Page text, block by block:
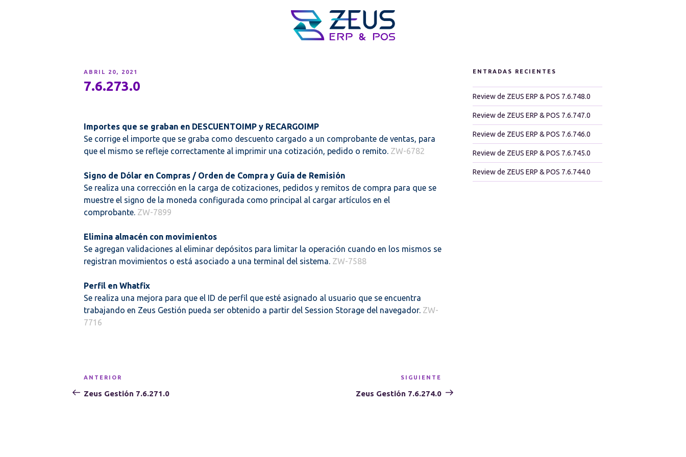
PUBLICADO
ABRIL 20, 2021
7.6.273.0
Importes que se graban en DESCUENTOIMP y RECARGOIMP
Se corrige el importe que se graba como descuento cargado a un comprobante de ventas, para
que el mismo se refleje correctamente al imprimir una cotización, pedido o remito. ZW-6782
Signo de Dólar en Compras / Orden de Compra y Guía de Remisión
Se realiza una corrección en la carga de cotizaciones, pedidos y remitos de compra para que se
muestre el signo de la moneda configurada como principal al cargar artículos en el
comprobante. ZW-7899
Elimina almacén con movimientos
Se agregan validaciones al eliminar depósitos para limitar la operación cuando en los mismos se
registran movimientos o está asociado a una terminal del sistema. ZW-7588
Perfil en Whatfix
Se realiza una mejora para que el ID de perfil que esté asignado al usuario que se encuentra
trabajando en Zeus Gestión pueda ser obtenido a partir del Session Storage del navegador. ZW-
7716
Navegación
de
Entrada
anterior:
ANTERIOR
Zeus Gestión 7.6.271.0
entrada
SIGUIENTE
Zeus Gestión 7.6.274.0
ENTRADAS RECIENTES
Review de ZEUS ERP & POS 7.6.748.0
Review de ZEUS ERP & POS 7.6.747.0
Review de ZEUS ERP & POS 7.6.746.0
Review de ZEUS ERP & POS 7.6.745.0
Review de ZEUS ERP & POS 7.6.744.0